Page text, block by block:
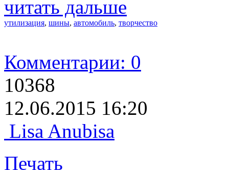
читать дальше
утилизация, шины, автомобиль, творчество
Комментарии: 0
10368
12.06.2015 16:20
Lisa Anubisa
Печать